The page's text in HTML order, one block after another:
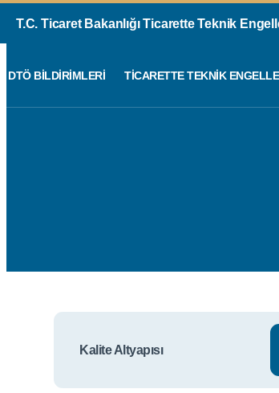
T.C. Ticaret Bakanlığı Ticarette Teknik
DTÖ BILDIRIMLERI TICARETTE TEKNIK
Kalite Altyapısı